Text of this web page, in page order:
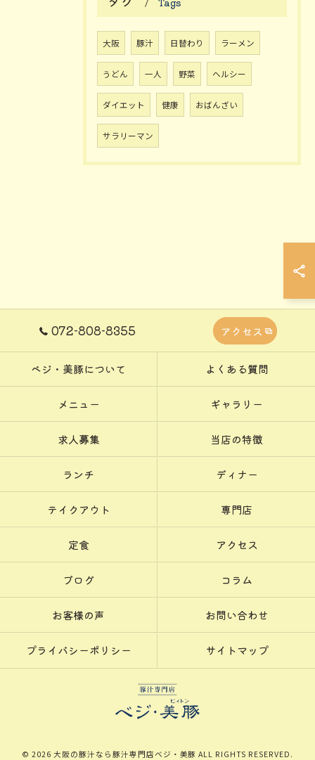
大阪 豚汁 日替わり ラーメン
うどん 一人 野菜 ヘルシー
ダイエット 健康 おばんざい
サラリーマン
072-808-8355 アクセス
ベジ・美豚について よくある質問
メニュー ギャラリー
求人募集 当店の特徴
ランチ ディナー
テイクアウト 専門店
定食 アクセス
ブログ コラム
お客様の声 お問い合わせ
プライバシーポリシー サイトマップ
© 2026 大阪の豚汁なら豚汁専門店ベジ・美豚 ALL RIGHTS RESERVED.